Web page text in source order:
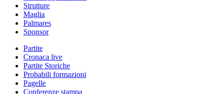
Strutture
Maglia
Palmares
Sponsor
Partite
Cronaca live
Partite Storiche
Probabili formazioni
Pagelle
Conferenze stampa